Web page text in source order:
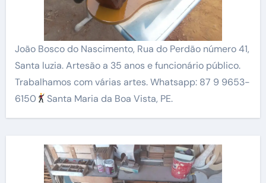
João Bosco do Nascimento, Rua do Perdão número 41,
Santa luzia. Artesão a 35 anos e funcionário público.
Trabalhamos com várias artes. Whatsapp: 87 9 9653-
6150
Santa Maria da Boa Vista, PE.